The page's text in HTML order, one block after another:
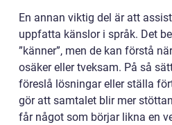
En annan viktig del är att
uppfatta känslor i språk. Det
”känner”, men de kan förstå
osäker eller tveksam. På så
föreslå lösningar eller ställa
gör att samtalet blir mer
får något som börjar likna en